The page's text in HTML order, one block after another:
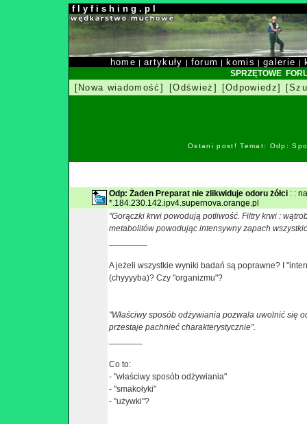
f l y f i s h i n g . p l
home |artykuły | forum | komis |galerie |
SPRZĘTOWE
[Nowa wiadomość] [Odśwież] [Odpowiedz]
Ostani post! Temat: Odp:
Odp: Żaden Preparat nie zlikwiduje odoru żółci : :
*.184.230.142.ipv4.supernova.orange.pl
"Gorączki krwi powodują potliwość. Filtry krwi :
metabolitów powodując intensywny zapach
A jeżeli wszystkie wyniki badań są poprawne? I
(chyyyyba)? Czy "organizmu"?
"Właściwy sposób odżywiania pozwala uwolnić się
przestaje pachnieć charakterystycznie".
Co to:
- "właściwy sposób odżywiania"
- "smakołyki"
- "używki"?